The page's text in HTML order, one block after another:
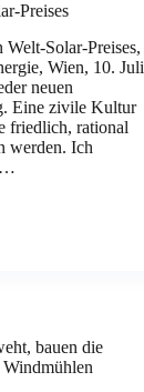
Preises
Welt-Solar-Preises,
Wien, 10. Juli
neuen
Eine zivile Kultur
friedlich, rational
werden. Ich
bauen die